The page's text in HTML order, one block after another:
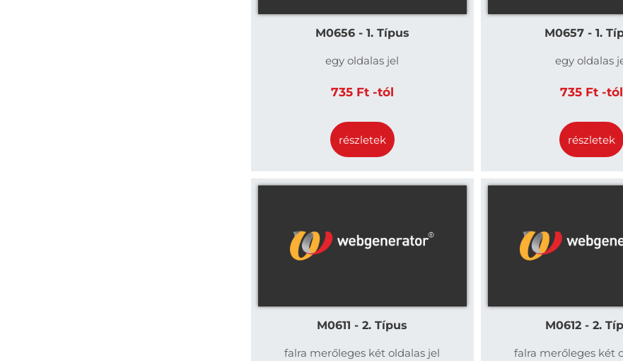
M0656 - 1. Típus
egy oldalas jel
735 Ft -tól
részletek
M0657 - 1.
egy oldalas
735 Ft -tól
részletek
M0611 - 2. Típus
falra merőleges két oldalas jel
M0612 - 2.
falra merőleges két